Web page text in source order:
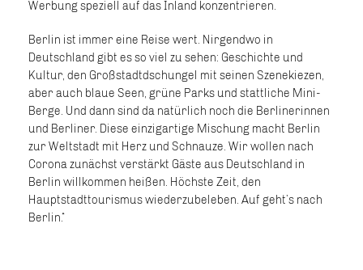
Werbung speziell auf das Inland konzentrieren.
Berlin ist immer eine Reise wert. Nirgendwo in
Deutschland gibt es so viel zu sehen: Geschichte und
Kultur, den Großstadtdschungel mit seinen Szenekiezen,
aber auch blaue Seen, grüne Parks und stattliche Mini-
Berge. Und dann sind da natürlich noch die Berlinerinnen
und Berliner. Diese einzigartige Mischung macht Berlin
zur Weltstadt mit Herz und Schnauze. Wir wollen nach
Corona zunächst verstärkt Gäste aus Deutschland in
Berlin willkommen heißen. Höchste Zeit, den
Hauptstadttourismus wiederzubeleben. Auf geht’s nach
Berlin.“